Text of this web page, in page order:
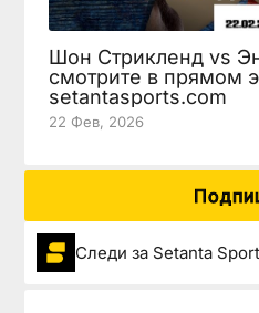
Шон Стрикленд vs
смотрите в прямом
setantasports.com
22 Фев, 2026
Следи за Setanta